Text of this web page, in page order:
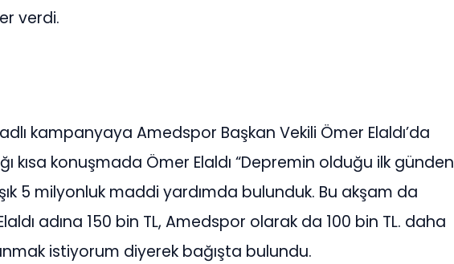
verdi.
kampanyaya Amedspor Başkan Vekili Ömer Elaldı’da
kısa konuşmada Ömer Elaldı “Depremin olduğu ilk günden
5 milyonluk maddi yardımda bulunduk. Bu akşam da
adına 150 bin TL, Amedspor olarak da 100 bin TL. daha
istiyorum diyerek bağışta bulundu.